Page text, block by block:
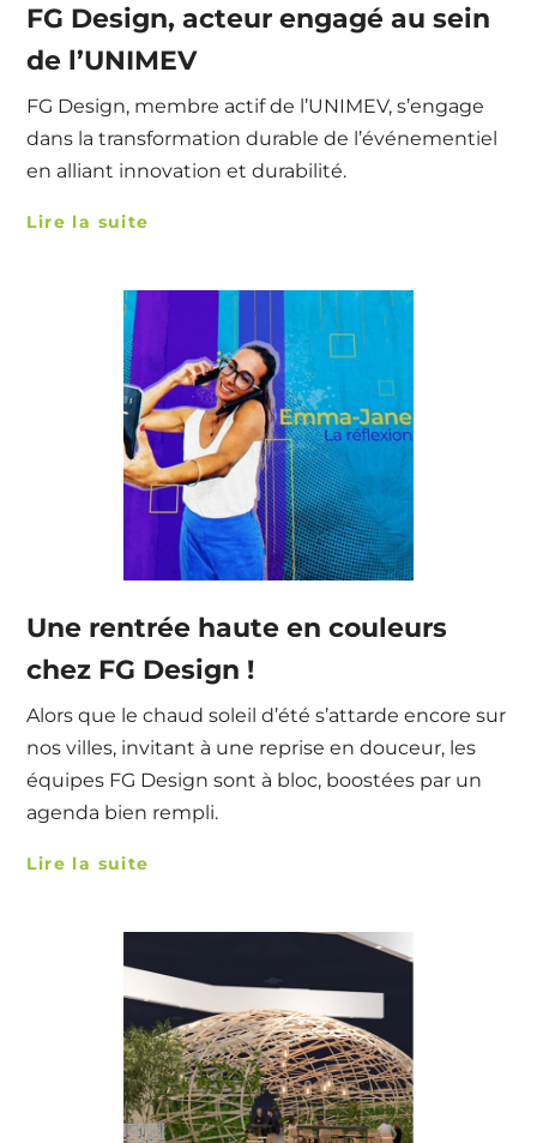
FG Design, acteur engagé au sein
de l’UNIMEV
FG Design, membre actif de l’UNIMEV, s’engage
dans la transformation durable de l’événementiel
en alliant innovation et durabilité.
Lire la suite
Une rentrée haute en couleurs
chez FG Design !
Alors que le chaud soleil d’été s’attarde encore sur
nos villes, invitant à une reprise en douceur, les
équipes FG Design sont à bloc, boostées par un
agenda bien rempli.
Lire la suite